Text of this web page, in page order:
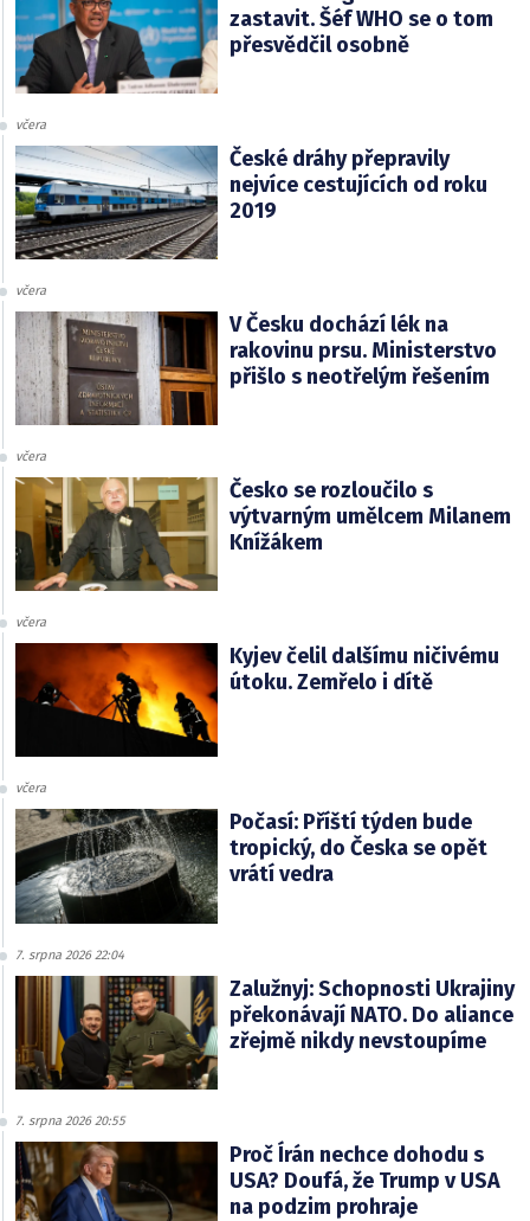
zastavit. Šéf WHO se o tom
přesvědčil osobně
včera
České dráhy přepravily
nejvíce cestujících od roku
2019
včera
V Česku dochází lék na
rakovinu prsu. Ministerstvo
přišlo s neotřelým řešením
včera
Česko se rozloučilo s
výtvarným umělcem Milanem
Knížákem
včera
Kyjev čelil dalšímu ničivému
útoku. Zemřelo i dítě
včera
Počasí: Příští týden bude
tropický, do Česka se opět
vrátí vedra
7. srpna 2026 22:04
Zalužnyj: Schopnosti Ukrajiny
překonávají NATO. Do aliance
zřejmě nikdy nevstoupíme
7. srpna 2026 20:55
Proč Írán nechce dohodu s
USA? Doufá, že Trump v USA
na podzim prohraje